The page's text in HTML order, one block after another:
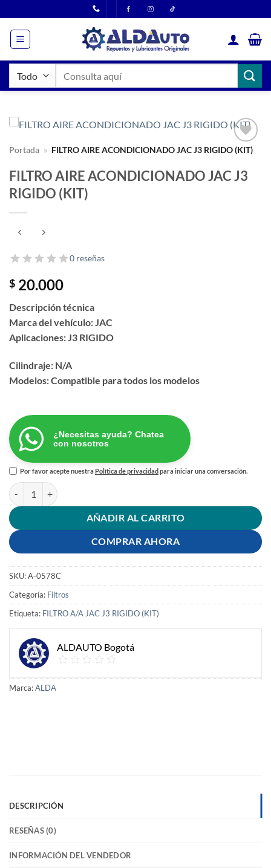
al
contenido
Portada » FILTRO AIRE ACONDICIONADO JAC J3 RIGIDO (KIT)
FILTRO AIRE ACONDICIONADO JAC J3
RIGIDO (KIT)
0 reseñas
$ 20.000
Descripción técnica
Marca del vehículo: JAC
Aplicaciones: J3 RIGIDO
Cilindraje: N/A
Modelos: Compatible para todos los modelos
¿Necesitas ayuda? Chatea
con nosotros
Por favor acepte nuestraPolítica de privacidad para iniciar una conversación.
FILTRO AIRE ACONDICIONADO JAC J3 RIGIDO (KIT) cantidad
AÑADIR AL CARRITO
COMPRAR AHORA
SKU:A-0578C
Categoría: Filtros
Etiqueta: FILTRO A/A JAC J3 RIGIDO (KIT)
ALDAUTO Bogotá
Marca:ALDA
DESCRIPCIÓN
RESEÑAS (0)
INFORMACIÓN DEL VENDEDOR